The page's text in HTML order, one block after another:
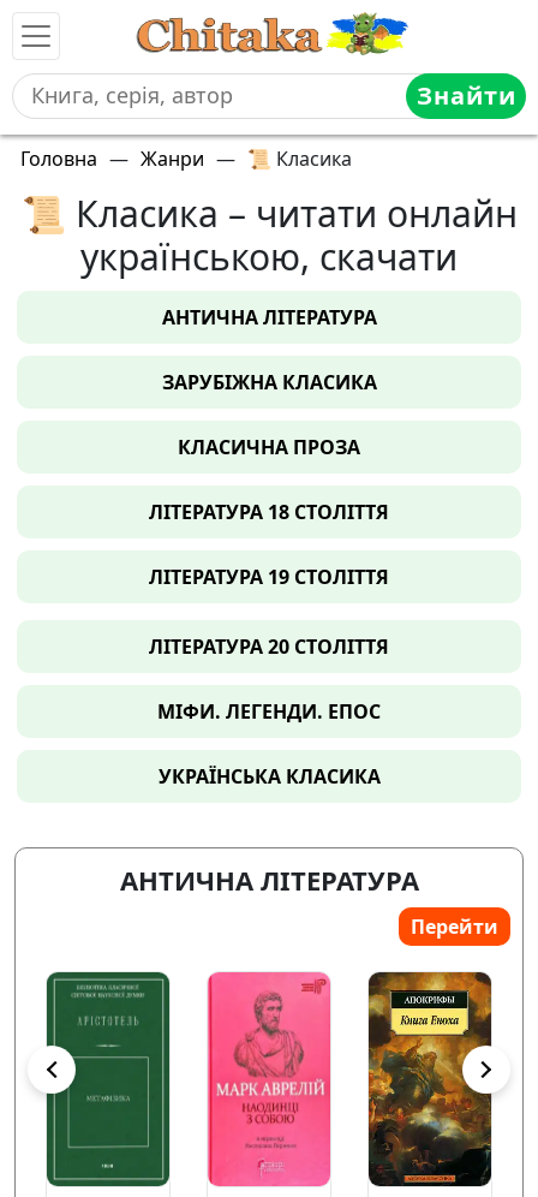
Знайти
Головна — Жанри — 📜 Класика
📜 Класика – читати онлайн
українською, скачати
АНТИЧНА ЛІТЕРАТУРА
ЗАРУБІЖНА КЛАСИКА
КЛАСИЧНА ПРОЗА
ЛІТЕРАТУРА 18 СТОЛІТТЯ
ЛІТЕРАТУРА 19 СТОЛІТТЯ
ЛІТЕРАТУРА 20 СТОЛІТТЯ
МІФИ. ЛЕГЕНДИ. ЕПОС
УКРАЇНСЬКА КЛАСИКА
АНТИЧНА ЛІТЕРАТУРА
Перейти